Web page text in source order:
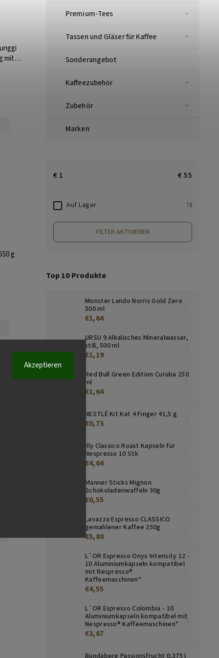
Akzeptieren
Premium-Tees
Tassen und Gläser für Kaffee
Sonderangebot
Kaffeezubehör
Zubehör
Marken
€ 1 € 55
Auf Lager 78
FILTER AKTIVIEREN
Top 10 Produkte
Monster Lando Norris Gold Zero
500 ml
€1,64
URSU 9 Alkalisches Mineralwasser,
still, 500 ml
€1,19
Red Bull Green Edition Curuba 250
ml
€1,64
NESTLÉ Kit Kat 4 Finger 41,5 g
€0,73
Illy Classico Roast Kapseln für
Nespresso 10 Stk
€4,64
Manner Sticks Mignon
Schokoladenwaffeln 30g
€0,55
Lavazza Espresso CLASSICO
gemahlener Kaffee 250g
€5,80
L´OR Espresso Onyx Intensity 12 -
10 Aluminiumkapseln kompatibel
mit Nespresso®
Kaffeemaschinen*
€4,55
L´OR Espresso Colombia - 10
Aluminiumkapseln kompatibel mit
Nespresso® Kaffeemaschinen*
€3,67
Bundaberg Passionsfrucht 0,375 l
mit
g